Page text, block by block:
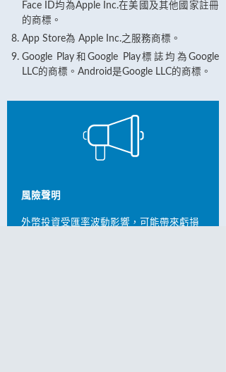
Face ID均為Apple Inc.在美國及其他國家註冊
的商標。
App Store為 Apple Inc.之服務商標。
Google Play和Google Play標誌均為Google
LLC的商標。Android是Google LLC的商標。
風險聲明
外幣投資受匯率波動影響，可能帶來虧損